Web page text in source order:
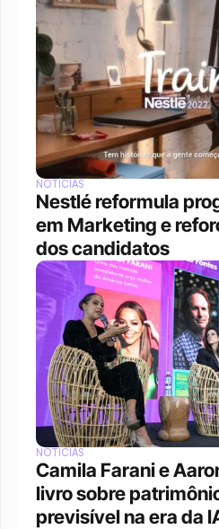
NOTÍCIAS
Nestlé reformula
em Marketing e
dos candidatos
NOTÍCIAS
Camila Farani e
livro sobre
previsível na era da